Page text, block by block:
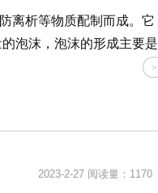
离析等物质配制而成。它
泡沫，泡沫的形成主要是
2023-2-27 阅读量：1170